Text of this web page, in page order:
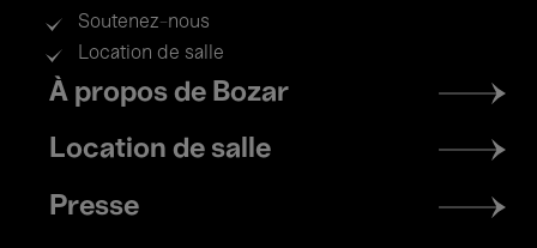
Soutenez-nous
Location de salle
Footer
menu
À propos de Bozar
Location de salle
Presse